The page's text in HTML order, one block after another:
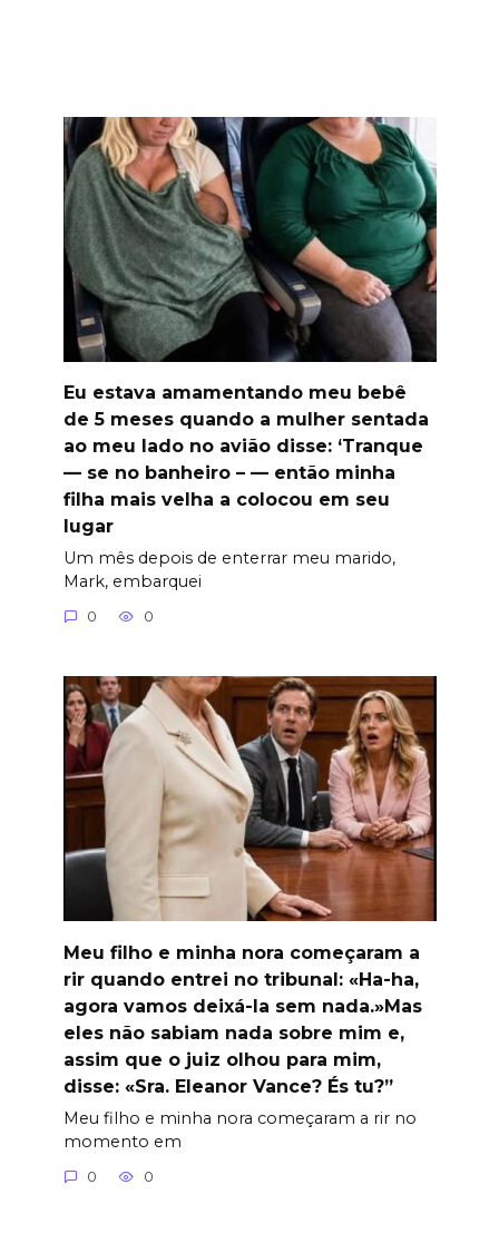
Eu estava amamentando meu bebê
de 5 meses quando a mulher sentada
ao meu lado no avião disse: ‘Tranque
— se no banheiro – — então minha
filha mais velha a colocou em seu
lugar
Um mês depois de enterrar meu marido,
Mark, embarquei
0 0
Meu filho e minha nora começaram a
rir quando entrei no tribunal: «Ha-ha,
agora vamos deixá-la sem nada.»Mas
eles não sabiam nada sobre mim e,
assim que o juiz olhou para mim,
disse: «Sra. Eleanor Vance? És tu?”
Meu filho e minha nora começaram a rir no
momento em
0 0